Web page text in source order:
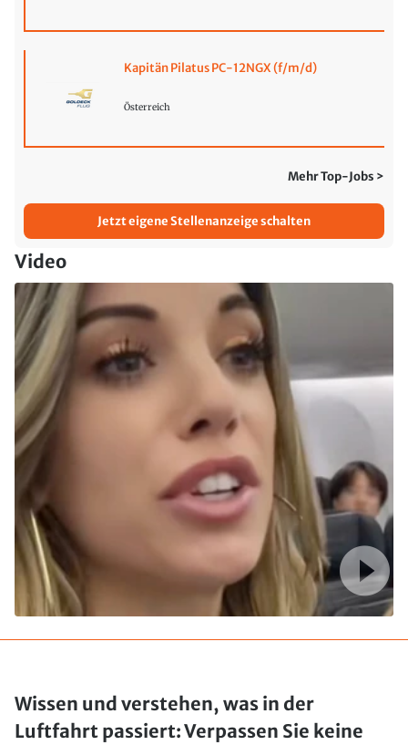
Kapitän Pilatus PC-12NGX (f/m/d)
Österreich
Mehr Top-Jobs >
Jetzt eigene Stellenanzeige schalten
Video
Wissen und verstehen, was in der
Luftfahrt passiert: Verpassen Sie keine